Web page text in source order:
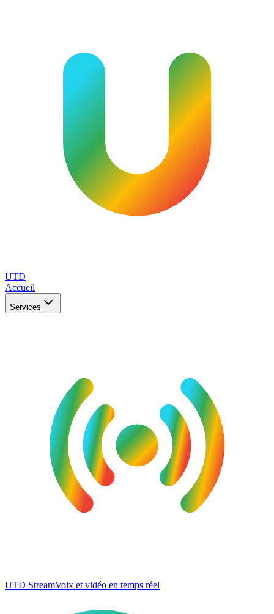
UTD
Accueil
Services
UTD StreamVoix et vidéo en temps réel